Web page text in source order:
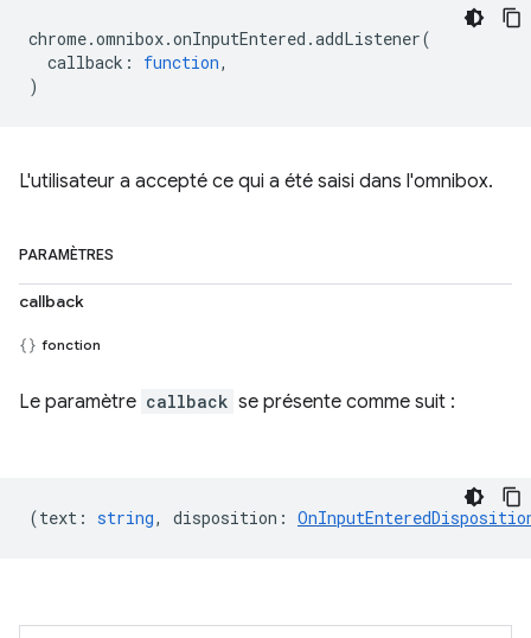
chrome.omnibox.onInputEntered .addListener(
callback : function,
)
L'utilisateur a accepté ce qui a été saisi dans l'omnibox.
PARAMÈTRES
callback
fonction
Le paramètre callback se présente comme suit :
(text : string, disposition :